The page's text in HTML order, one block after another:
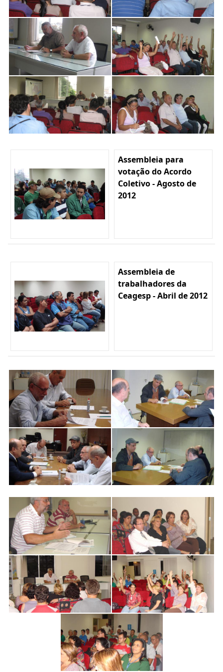
Assembleia para
votação do Acordo
Coletivo - Agosto de
2012
Assembleia de
trabalhadores da
Ceagesp - Abril de 2012